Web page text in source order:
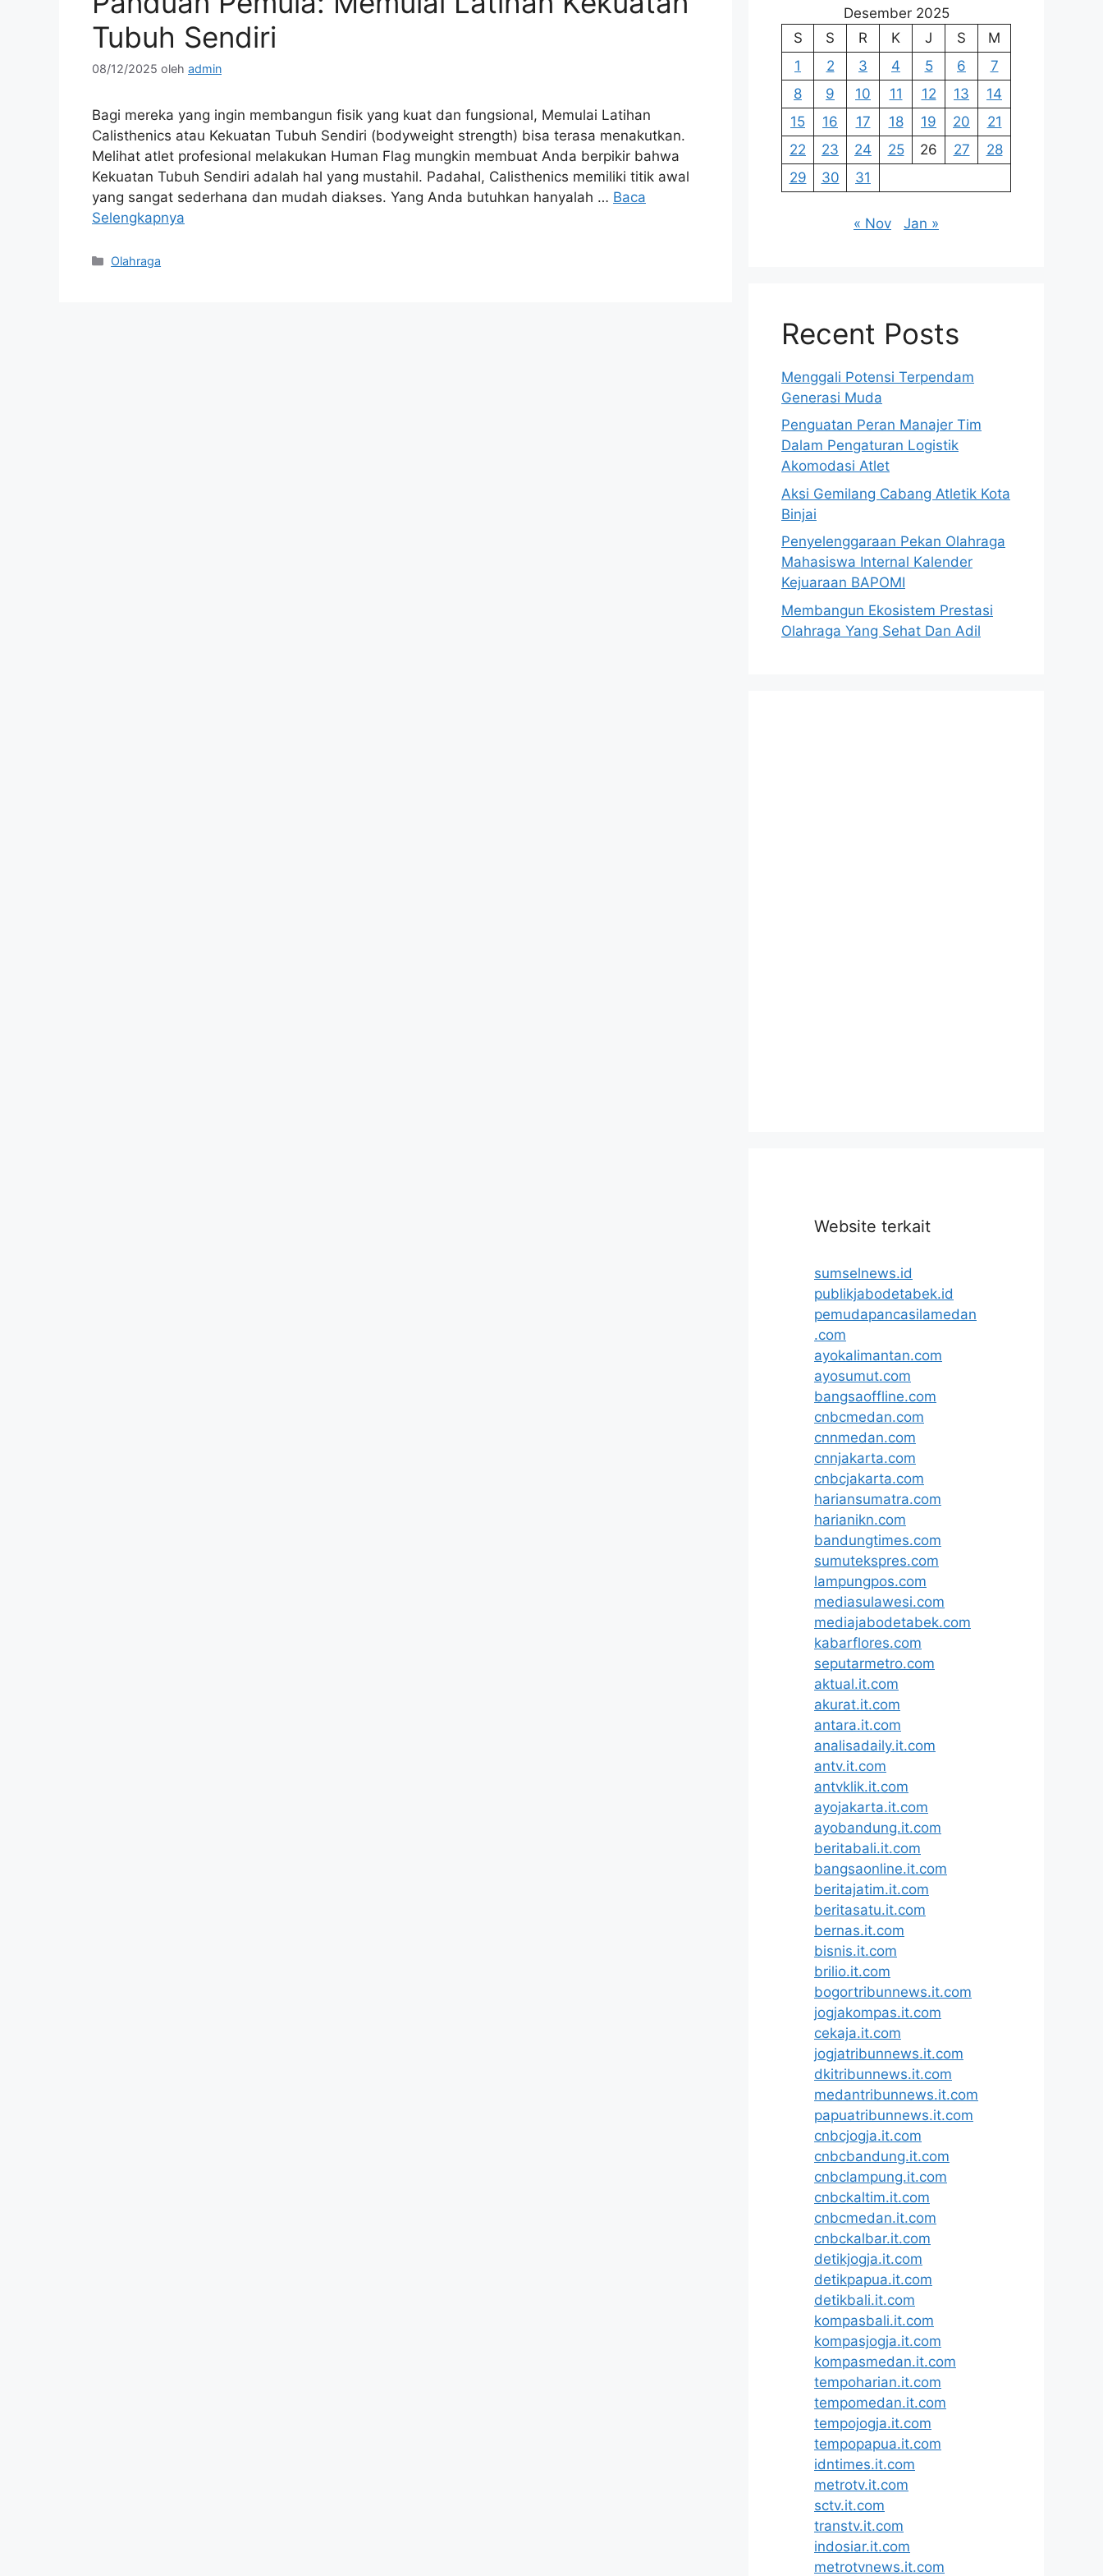
Tubuh Sendiri
08/12/2025 oleh admin
Bagi mereka yang ingin membangun fisik yang kuat dan fungsional, Memulai Latihan
Calisthenics atau Kekuatan Tubuh Sendiri (bodyweight strength) bisa terasa menakutkan.
Melihat atlet profesional melakukan Human Flag mungkin membuat Anda berpikir bahwa
Kekuatan Tubuh Sendiri adalah hal yang mustahil. Padahal, Calisthenics memiliki titik awal
yang sangat sederhana dan mudah diakses. Yang Anda butuhkan hanyalah … Baca
Selengkapnya
Kategori
Olahraga
Desember 2025
S
S R K J S
M
1
2 3 4 5 6
7
8
9 10 11 12 13
14
15
16 17 18 19 20
21
22
23 24 25 26 27
28
29
30 31
« Nov Jan »
Recent Posts
Menggali Potensi Terpendam
Generasi Muda
Penguatan Peran Manajer Tim
Dalam Pengaturan Logistik
Akomodasi Atlet
Aksi Gemilang Cabang Atletik Kota
Binjai
Penyelenggaraan Pekan Olahraga
Mahasiswa Internal Kalender
Kejuaraan BAPOMI
Membangun Ekosistem Prestasi
Olahraga Yang Sehat Dan Adil
Website terkait
sumselnews.id
publikjabodetabek.id
pemudapancasilamedan
.com
ayokalimantan.com
ayosumut.com
bangsaoffline.com
cnbcmedan.com
cnnmedan.com
cnnjakarta.com
cnbcjakarta.com
hariansumatra.com
harianikn.com
bandungtimes.com
sumutekspres.com
lampungpos.com
mediasulawesi.com
mediajabodetabek.com
kabarflores.com
seputarmetro.com
aktual.it.com
akurat.it.com
antara.it.com
analisadaily.it.com
antv.it.com
antvklik.it.com
ayojakarta.it.com
ayobandung.it.com
beritabali.it.com
bangsaonline.it.com
beritajatim.it.com
beritasatu.it.com
bernas.it.com
bisnis.it.com
brilio.it.com
bogortribunnews.it.com
jogjakompas.it.com
cekaja.it.com
jogjatribunnews.it.com
dkitribunnews.it.com
medantribunnews.it.com
papuatribunnews.it.com
cnbcjogja.it.com
cnbcbandung.it.com
cnbclampung.it.com
cnbckaltim.it.com
cnbcmedan.it.com
cnbckalbar.it.com
detikjogja.it.com
detikpapua.it.com
detikbali.it.com
kompasbali.it.com
kompasjogja.it.com
kompasmedan.it.com
tempoharian.it.com
tempomedan.it.com
tempojogja.it.com
tempopapua.it.com
idntimes.it.com
metrotv.it.com
sctv.it.com
transtv.it.com
indosiar.it.com
metrotvnews.it.com